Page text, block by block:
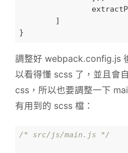
調整好 webpack.config.js
以看得懂 scss 了，並且會
css，所以也要調整一下
有用到的 scss 檔：
/* src/js/main.js */